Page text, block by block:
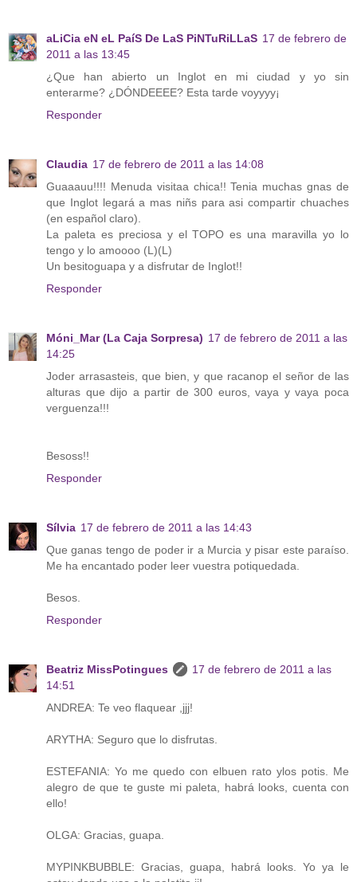
aLiCia eN eL PaíS De LaS PiNTuRiLLaS 17 de febrero de
2011 a las 13:45
¿Que han abierto un Inglot en mi ciudad y yo sin
enterarme? ¿DÓNDEEEE? Esta tarde voyyyy¡
Responder
Claudia 17 de febrero de 2011 a las 14:08
Guaaauu!!!! Menuda visitaa chica!! Tenia muchas gnas de
que Inglot legará a mas niñs para asi compartir chuaches
(en español claro).
La paleta es preciosa y el TOPO es una maravilla yo lo
tengo y lo amoooo (L)(L)
Un besitoguapa y a disfrutar de Inglot!!
Responder
Móni_Mar (La Caja Sorpresa) 17 de febrero de 2011 a las
14:25
Joder arrasasteis, que bien, y que racanop el señor de las
alturas que dijo a partir de 300 euros, vaya y vaya poca
verguenza!!!
Besoss!!
Responder
Sílvia 17 de febrero de 2011 a las 14:43
Que ganas tengo de poder ir a Murcia y pisar este paraíso.
Me ha encantado poder leer vuestra potiquedada.
Besos.
Responder
Beatriz MissPotingues
17 de febrero de 2011 a las
14:51
ANDREA: Te veo flaquear ,jjj!
ARYTHA: Seguro que lo disfrutas.
ESTEFANIA: Yo me quedo con elbuen rato ylos potis. Me
alegro de que te guste mi paleta, habrá looks, cuenta con
ello!
OLGA: Gracias, guapa.
MYPINKBUBBLE: Gracias, guapa, habrá looks. Yo ya le